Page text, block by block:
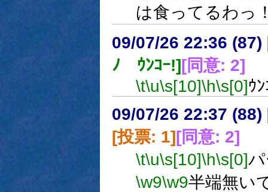
は食ってるわっ
09/07/26 22:36 (87)
ﾉ ｳﾝｺｰ!][同意: 2]
\t\u\s[10]\h\s[0]ｳ
09/07/26 22:37 (88)
[投票: 1][同意: 2]
\t\u\s[10]\h\s[0]
\w9\w9半端無い